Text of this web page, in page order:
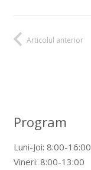
Articolul anterior
Program
Luni-Joi: 8:00-16:00
Vineri: 8:00-13:00